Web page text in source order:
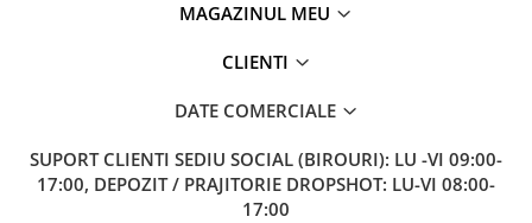
Aremde
Ascaso
MAGAZINUL MEU
CLIENTI
DATE COMERCIALE
SUPORT CLIENTI SEDIU SOCIAL (BIROURI): LU -VI 09:00-
17:00, DEPOZIT / PRAJITORIE DROPSHOT: LU-VI 08:00-
17:00